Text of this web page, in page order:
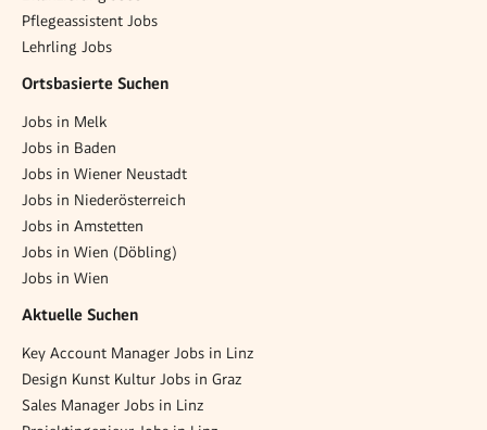
Pflegeassistent Jobs
Lehrling Jobs
Ortsbasierte Suchen
Jobs in Melk
Jobs in Baden
Jobs in Wiener Neustadt
Jobs in Niederösterreich
Jobs in Amstetten
Jobs in Wien (Döbling)
Jobs in Wien
Aktuelle Suchen
Key Account Manager Jobs in Linz
Design Kunst Kultur Jobs in Graz
Sales Manager Jobs in Linz